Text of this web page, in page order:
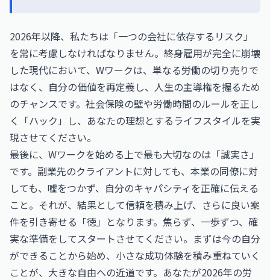
2026年以降、私たちは「一つの会社に依存するリスク」
を常に考慮しなければなりません。終身雇用が完全に崩壊
した現代において、Wワークは、単なる労働の切り売りで
はなく、自分の価値を再定義し、人生の主導権を握るため
のチャンスです。社会保険の壁や労働時間のルールを正し
く「ハック」し、あなたの理想とするライフスタイルを実
現させてください。
最後に、Wワークを始める上で最も大切なのは「誠実さ」
です。副業先のクライアントに対しても、本業の同僚に対
しても、嘘をつかず、自分のキャパシティを正確に伝える
こと。それが、結果として信頼を積み上げ、さらに良い案
件を引き寄せる「徳」となります。焦らず、一歩ずつ、確
実な準備をしてスタートさせてください。まずは今の自分
ができることから始め、小さな成功体験を積み重ねていく
ことが、大きな自由への近道です。あなたが2026年の労